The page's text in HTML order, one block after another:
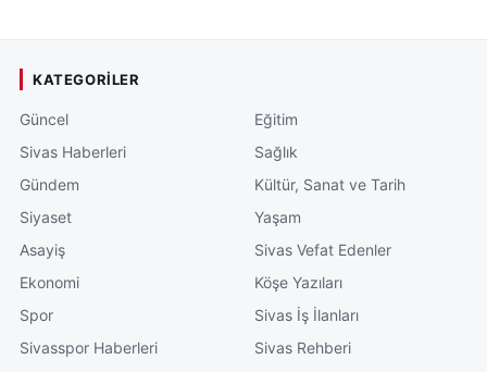
KATEGORILER
Güncel
Sivas Haberleri
Gündem
Siyaset
Asayiş
Ekonomi
Spor
Sivasspor Haberleri
Eğitim
Sağlık
Kültür, Sanat ve Tarih
Yaşam
Sivas Vefat Edenler
Köşe Yazıları
Sivas İş İlanları
Sivas Rehberi